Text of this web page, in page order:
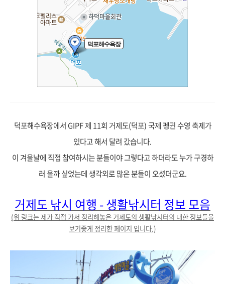
덕포해수욕장에서 GIPF 제 11회 거제도(덕포) 국제 펭귄 수영 축제가
있다고 해서 달려 갔습니다.
이 겨울날에 직접 참여하시는 분들이야 그렇다고 하더라도 누가 구경하
러 올까 싶었는데 생각외로 많은 분들이 오셨더군요.
거제도 낚시 여행 - 생활낚시터 정보 모음
(위 링크는 제가 직접 가서 정리해놓은 거제도의 생활낚시터의 대한 정보들을
보기좋게 정리한 페이지 입니다.)